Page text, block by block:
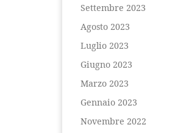
Settembre 2023
Agosto 2023
Luglio 2023
Giugno 2023
Marzo 2023
Gennaio 2023
Novembre 2022